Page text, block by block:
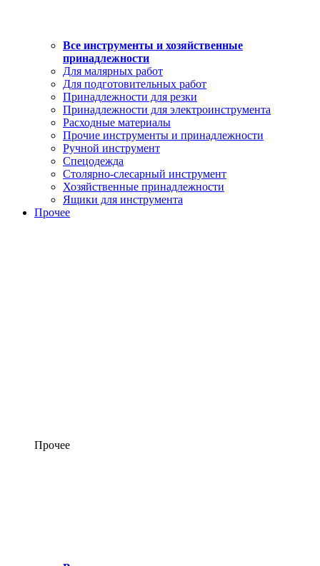
Все инструменты и хозяйственные
принадлежности
Для малярных работ
Для подготовительных работ
Принадлежности для резки
Принадлежности для электроинструмента
Расходные материалы
Прочие инструменты и принадлежности
Ручной инструмент
Спецодежда
Столярно-слесарный инструмент
Хозяйственные принадлежности
Ящики для инструмента
Прочее
Прочее